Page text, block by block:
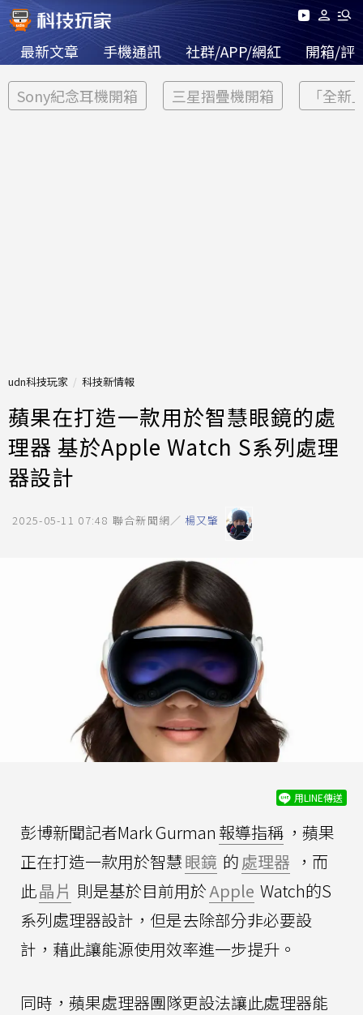
最新文章 手機通訊 社群/APP/網紅 開箱/評
Sony紀念耳機開箱 三星摺疊機開箱 「全新
udn科技玩家 科技新情報
蘋果在打造一款用於智慧眼鏡的處
理器 基於Apple Watch S系列處理
器設計
2025-05-11 07:48 聯合新聞網／ 楊又肇
用LINE傳送
彭博新聞記者Mark Gurman 報導指稱 ，蘋果
正在打造一款用於智慧眼鏡 的處理器 ，而
此晶片 則是基於目前用於Apple Watch的S
系列處理器設計，但是去除部分非必要設
計，藉此讓能源使用效率進一步提升。
同時，蘋果處理器團隊更設法讓此處理器能